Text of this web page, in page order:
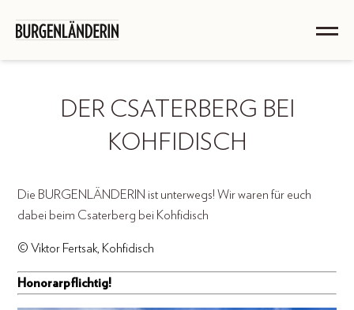
DER CSATERBERG BEI
KOHFIDISCH
Die BURGENLÄNDERIN ist unterwegs! Wir waren für euch
dabei beim Csaterberg bei Kohfidisch
© Viktor Fertsak, Kohfidisch
Honorarpflichtig!